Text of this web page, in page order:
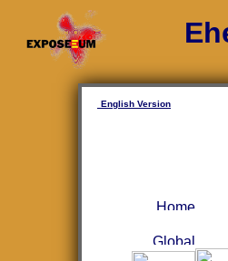
English Version